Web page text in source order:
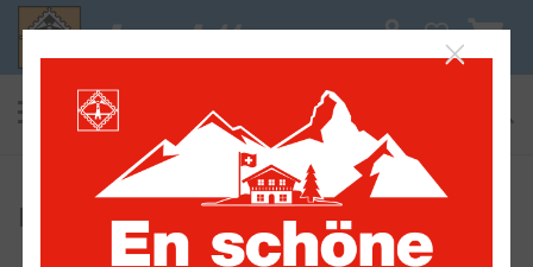
Alle Sammelwelten
Deutschland Besatzungsgebiete